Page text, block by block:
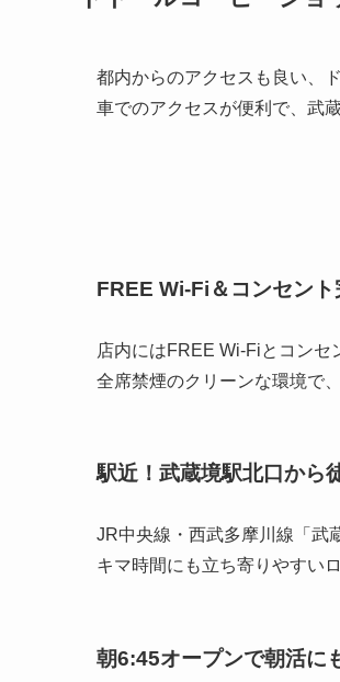
都内からのアクセスも良い、
車でのアクセスが便利で、武
FREE Wi-Fi＆コンセント
店内にはFREE Wi-Fiとコンセ
全席禁煙のクリーンな環境で
駅近！武蔵境駅北口から
JR中央線・西武多摩川線「武
キマ時間にも立ち寄りやすい
朝6:45オープンで朝活に